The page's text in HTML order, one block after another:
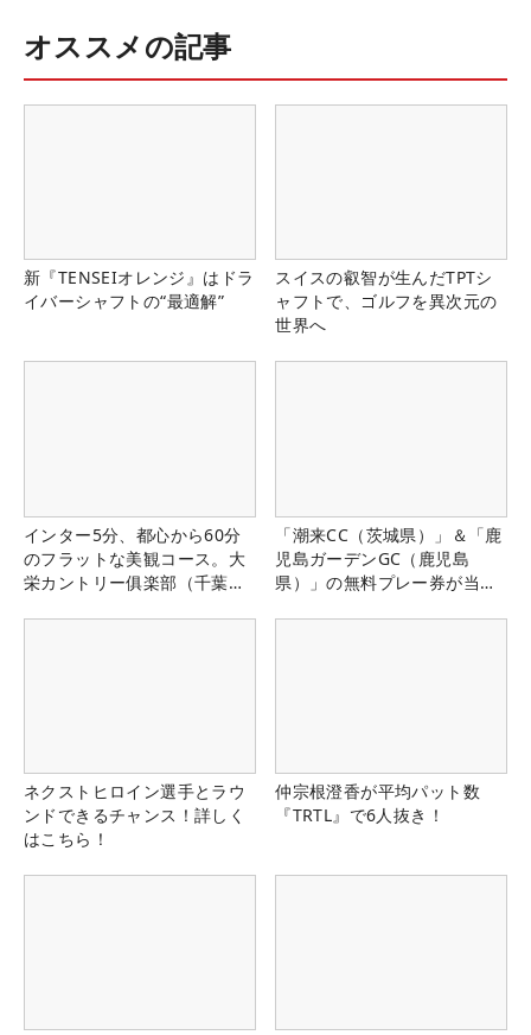
オススメの記事
新『TENSEIオレンジ』はドラ
イバーシャフトの“最適解”
スイスの叡智が生んだTPTシ
ャフトで、ゴルフを異次元の
世界へ
インター5分、都心から60分
のフラットな美観コース。大
栄カントリー俱楽部（千葉
「潮来CC（茨城県）」＆「鹿
児島ガーデンGC（鹿児島
県）」の無料プレー券が当た
ネクストヒロイン選手とラウ
ンドできるチャンス！詳しく
はこちら！
仲宗根澄香が平均パット数
『TRTL』で6人抜き！